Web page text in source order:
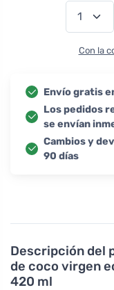
Descripción del
de coco virgen
420 ml
Con la
Envío gratis
Los pedidos
se envían
Cambios y
90 días